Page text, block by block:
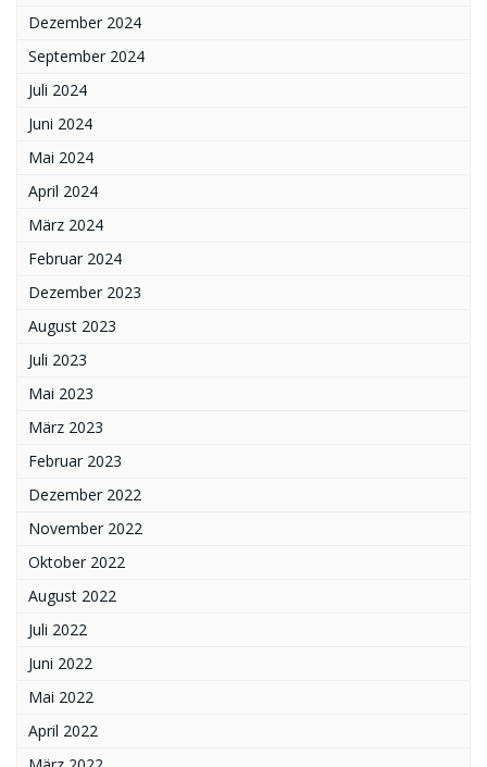
Dezember 2024
September 2024
Juli 2024
Juni 2024
Mai 2024
April 2024
März 2024
Februar 2024
Dezember 2023
August 2023
Juli 2023
Mai 2023
März 2023
Februar 2023
Dezember 2022
November 2022
Oktober 2022
August 2022
Juli 2022
Juni 2022
Mai 2022
April 2022